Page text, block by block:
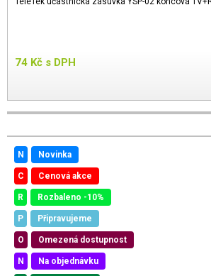
74 Kč s DPH
N Novinka
C Cenová akce
R Rozbaleno -10%
P Připravujeme
O Omezená dostupnost
N Na objednávku